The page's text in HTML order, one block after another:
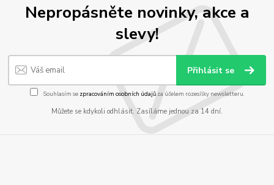
Nepropásněte novinky, akce a
slevy!
Přihlásit se
Souhlasím se zpracováním osobních údajůza účelem rozesílky newsletteru.
Můžete se kdykoli odhlásit. Zasíláme jednou za 14 dní.